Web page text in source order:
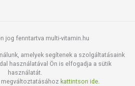
jog fenntartva multi-vitamin.hu
amelyek segítenek a szolgáltatásaink
használatával Ön is elfogadja a sütik
használatát.
kattintson ide.